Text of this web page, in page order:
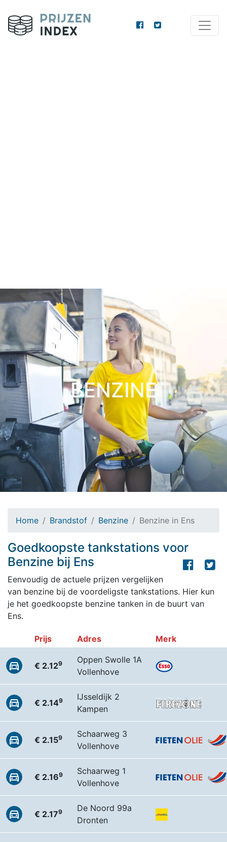
BENZINE
Home Brandstof Benzine Benzine in Ens
Goedkoopste tankstations voor
Benzine bij Ens
Eenvoudig de actuele prijzen vergelijken
van benzine bij de voordeligste tankstations. Hier kun
je het goedkoopste benzine tanken in de buurt van
Ens.
Prijs Adres Merk
€ 2.129
Oppen Swolle 1A
Vollenhove
€ 2.149
IJsseldijk 2
Kampen
€ 2.159
Schaarweg 3
Vollenhove
€ 2.169
Schaarweg 1
Vollenhove
€ 2.179
De Noord 99a
Dronten